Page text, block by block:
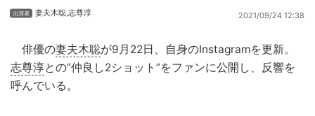
妻夫木聡,志尊淳 2021/09/24 12:38
俳優の妻夫木聡が9月22日、自身のInstagramを更新。
志尊淳との“仲良し2ショット”をファンに公開し、反響を
呼んでいる。